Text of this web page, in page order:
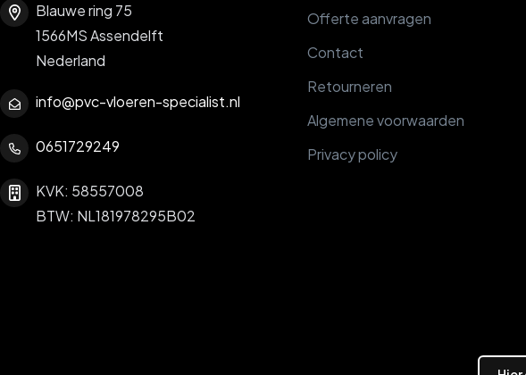
Blauwe ring 75
1566MS Assendelft
Nederland
info@pvc-vloeren-specialist.nl
0651729249
KVK: 58557008
BTW: NL181978295B02
Offerte aanvragen
Contact
Retourneren
Algemene voorwaarden
Privacy policy